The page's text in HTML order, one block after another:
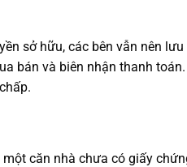
sở hữu, các bên vẫn nên
bán và biên nhận thanh
căn nhà chưa có giấy